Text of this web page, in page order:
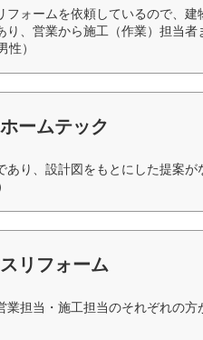
フォームを依頼しているので、
り、営業から施工（作業）担当
性）
ームテック
あり、設計図をもとにした提案が
リフォーム
業担当・施工担当のそれぞれの